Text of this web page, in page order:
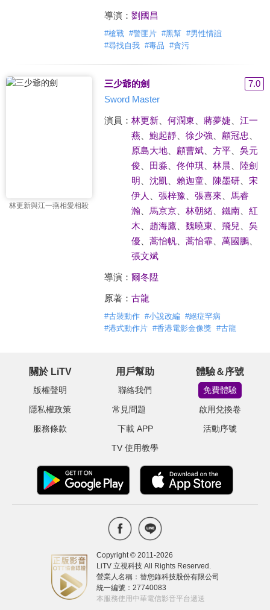
導演： 劉國昌
#槍戰 #警匪片 #黑幫 #男性情誼
#尋找自我 #毒品 #貪污
林更新與江一燕相愛相殺
三少爺的劍
7.0
Sword Master
演員： 林更新、 何潤東 蔣夢婕
江一
燕
鮑起靜、 徐少強 顧冠忠
原島大地、 顧曹斌、 方平、 吳元
俊
田淼 佟仲琪、 林晨
陸劍
明
沈凱 賴迦童、 陳墨研、 宋
伊人
張梓豫 張喜來
馬睿
瀚
馬京京、 林朝緒、 鐵南、 紅
木、 趙海鷹、 魏曉東 飛兒
吳
優、 蒿怡帆、 蒿怡霏、 萬國鵬、
張文斌
導演： 爾冬陞
原著： 古龍
#古裝動作 #小說改編 #絕症罕病
#港式動作片 #香港電影金像獎 #古龍
關於 LiTV
版權聲明
隱私權政策
服務條款
用戶幫助
聯絡我們
常見問題
下載 APP
TV 使用教學
體驗＆序號
免費體驗
啟用兌換卷
活動序號
Copyright © 2011-2026
LiTV 立視科技 All Rights Reserved.
營業人名稱：替您錄科技股份有限公司
統一編號：27740083
本服務使用中華電信影音平台遞送